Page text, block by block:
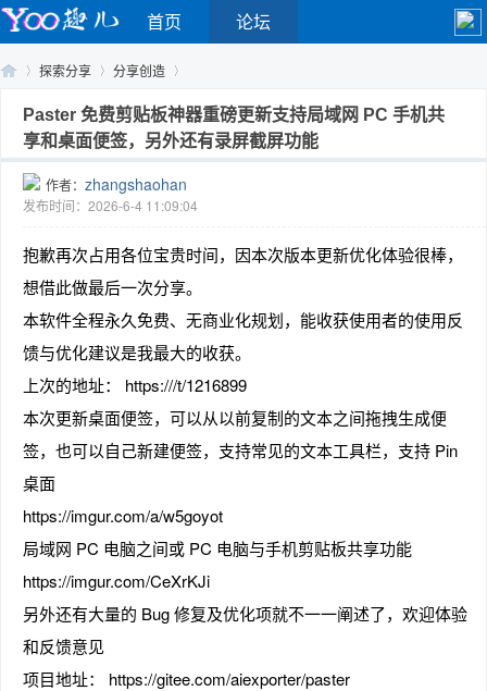
首页 论坛
Yo›
探索分享
›
分享创造
›
Paster 免费剪贴板神器重磅更新支持局域网 PC 手机共
享和桌面便签，另外还有录屏截屏功能
作者： zhangshaohan
发布时间：2026-6-4 11:09:04
抱歉再次占用各位宝贵时间，因本次版本更新优化体验很棒，
想借此做最后一次分享。
本软件全程永久免费、无商业化规划，能收获使用者的使用反
馈与优化建议是我最大的收获。
上次的地址： https:///t/1216899
本次更新桌面便签，可以从以前复制的文本之间拖拽生成便
签，也可以自己新建便签，支持常见的文本工具栏，支持 Pin
桌面
https://imgur.com/a/w5goyot
局域网 PC 电脑之间或 PC 电脑与手机剪贴板共享功能
https://imgur.com/CeXrKJi
另外还有大量的 Bug 修复及优化项就不一一阐述了，欢迎体验
和反馈意见
项目地址： https://gitee.com/aiexporter/paster